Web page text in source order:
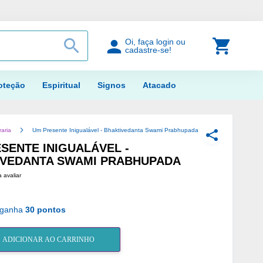
PROCURAR
Oi, faça login ou
cadastre-se!
Espiritual Signos Atacado
Um Presente Inigualável - Bhaktivedanta Swami Prabhupada
INIGUALÁVEL -
SWAMI PRABHUPADA
avaliar
30 pontos
ADICIONAR AO CARRINHO